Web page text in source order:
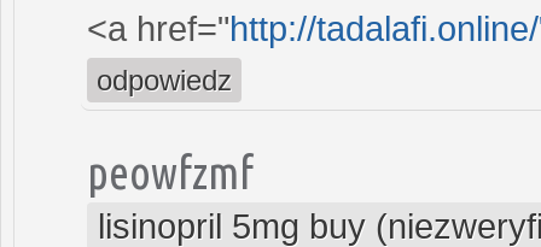
<a href="http://
odpowiedz
peowfzmf
lisinopril 5mg buy